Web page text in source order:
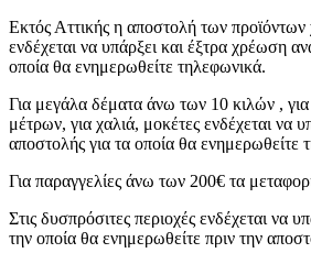
Εκτός Αττικής η αποστολή των
ενδέχεται να υπάρξει και έξτρα χρέωση
οποία θα ενημερωθείτε τηλεφωνικά.
Για μεγάλα δέματα άνω των 10 κιλών ,
μέτρων, για χαλιά, μοκέτες ενδέχεται να
αποστολής για τα οποία θα ενημερωθείτε
Για παραγγελίες άνω των 200€ τα
Στις δυσπρόσιτες περιοχές ενδέχεται να
την οποία θα ενημερωθείτε πριν την